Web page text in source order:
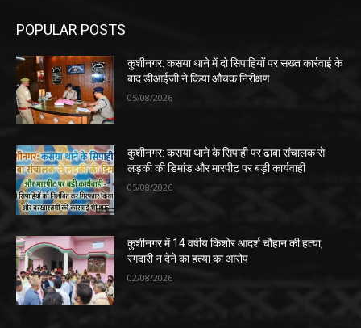
POPULAR POSTS
कुशीनगर: कसया थाने में दो सिपाहियों पर सख्त कार्रवाई के
बाद डीआईजी ने किया औचक निरीक्षण
05/08/2026
कुशीनगर: कसया थाने के सिपाही पर ढाबा संचालक से
लड़की की डिमांड और मारपीट पर बड़ी कार्यवाही
05/08/2026
कुशीनगर में 14 वर्षीय किशोर आदर्श चौहान की हत्या,
रंगदारी न देने का हत्या का आरोप
02/08/2026